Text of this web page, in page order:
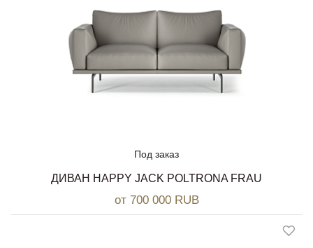
Под заказ
ДИВАН HAPPY JACK POLTRONA FRAU
от 700 000 RUB